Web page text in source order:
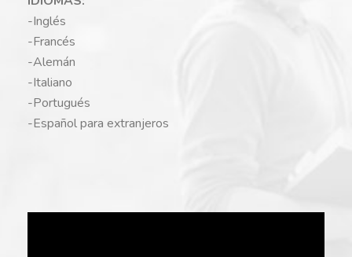
-Inglés
-Francés
-Alemán
-Italiano
-Portugués
-Español para extranjeros